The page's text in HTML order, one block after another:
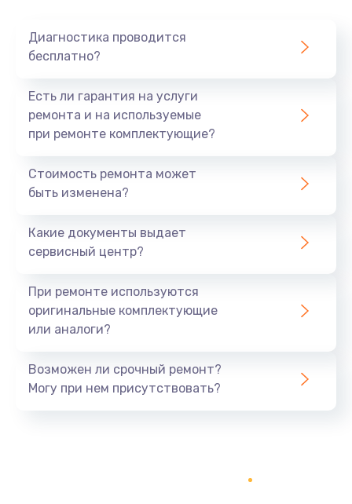
Диагностика проводится
бесплатно?
Есть ли гарантия на услуги
ремонта и на используемые
при ремонте комплектующие?
Стоимость ремонта может
быть изменена?
Какие документы выдает
сервисный центр?
При ремонте используются
оригинальные комплектующие
или аналоги?
Возможен ли срочный ремонт?
Могу при нем присутствовать?